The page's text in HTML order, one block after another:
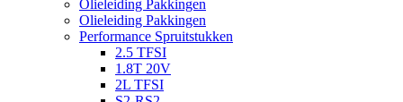
Olieleiding Pakkingen
Olieleiding Pakkingen
Performance Spruitstukken
2.5 TFSI
1.8T 20V
2L TFSI